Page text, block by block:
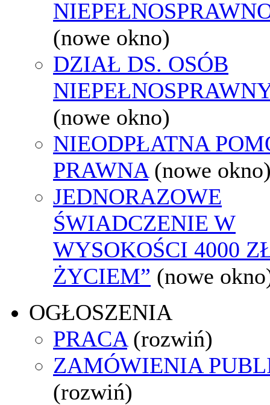
(nowe okno)
DZIAŁ DS. OSÓB
(nowe okno)
NIEODPŁATNA
PRAWNA (nowe
JEDNORAZOWE
ŚWIADCZENIE W
WYSOKOŚCI 4000
ŻYCIEM” (nowe
OGŁOSZENIA
PRACA (rozwiń)
ZAMÓWIENIA
(rozwiń)